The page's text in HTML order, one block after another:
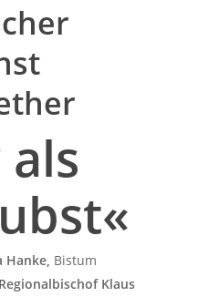
Hanke, Bistum
Regionalbischof Klaus